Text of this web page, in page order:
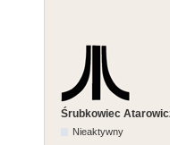
Śrubkowiec
Nieaktywny